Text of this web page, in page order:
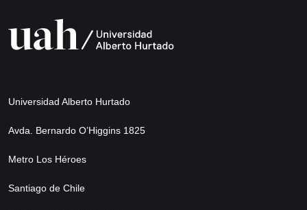
Universidad Alberto Hurtado
Avda. Bernardo O’Higgins 1825
Metro Los Héroes
Santiago de Chile